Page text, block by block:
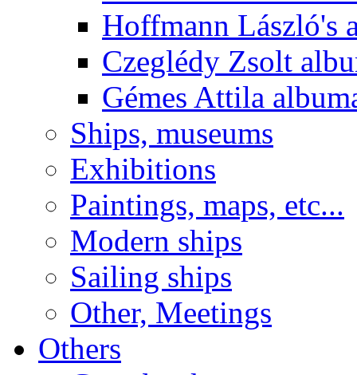
Hoffmann László's
Czeglédy Zsolt
Gémes Attila
Ships, museums
Exhibitions
Paintings, maps, etc...
Modern ships
Sailing ships
Other, Meetings
Others